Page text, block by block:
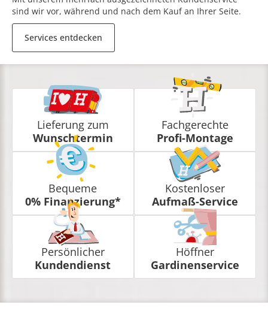
sind wir vor, während und nach dem Kauf an Ihrer Seite.
Services entdecken
Lieferung zum
Wunschtermin
Fachgerechte
Profi-Montage
Bequeme
0% Finanzierung*
Kostenloser
Aufmaß-Service
Persönlicher
Kundendienst
Höffner
Gardinenservice